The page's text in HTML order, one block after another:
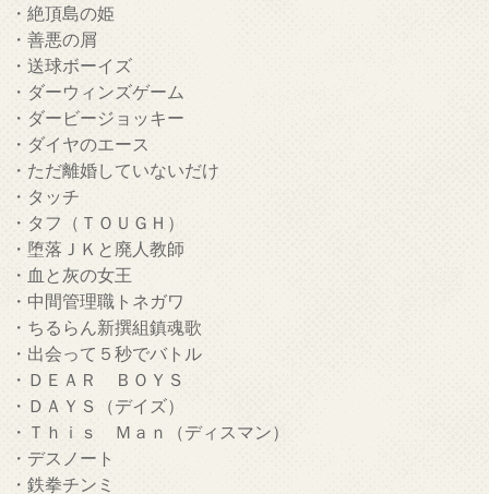
・絶頂島の姫
・善悪の屑
・送球ボーイズ
・ダーウィンズゲーム
・ダービージョッキー
・ダイヤのエース
・ただ離婚していないだけ
・タッチ
・タフ（ＴＯＵＧＨ）
・堕落ＪＫと廃人教師
・血と灰の女王
・中間管理職トネガワ
・ちるらん新撰組鎮魂歌
・出会って５秒でバトル
・ＤＥＡＲ ＢＯＹＳ
・ＤＡＹＳ（デイズ）
・Ｔｈｉｓ Ｍａｎ（ディスマン）
・デスノート
・鉄拳チンミ